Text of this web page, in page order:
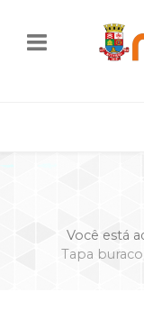
Você está
Tapa